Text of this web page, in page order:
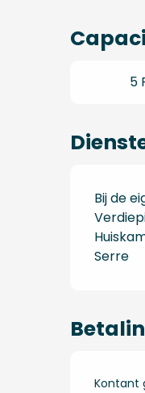
5
Bij de
Serre
Kontant